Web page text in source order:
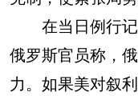
在当日例行记
俄罗斯官员称，
力。如果美对叙